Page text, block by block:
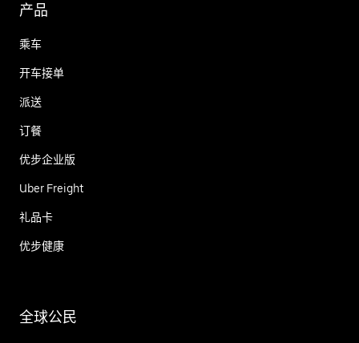
产品
乘车
开车接单
派送
订餐
优步企业版
Uber Freight
礼品卡
优步健康
全球公民